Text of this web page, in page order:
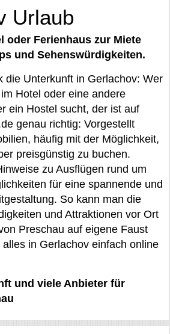
Urlaub
oder Ferienhaus zur Miete
und Sehenswürdigkeiten.
die Unterkunft in Gerlachov: Wer
Hotel oder eine andere
ein Hostel sucht, der ist auf
genau richtig: Vorgestellt
häufig mit der Möglichkeit,
preisgünstig zu buchen.
zu Ausflügen rund um
für eine spannende und
So kann man die
und Attraktionen vor Ort
Preschau auf eigene Faust
in Gerlachov einfach online
und viele Anbieter für